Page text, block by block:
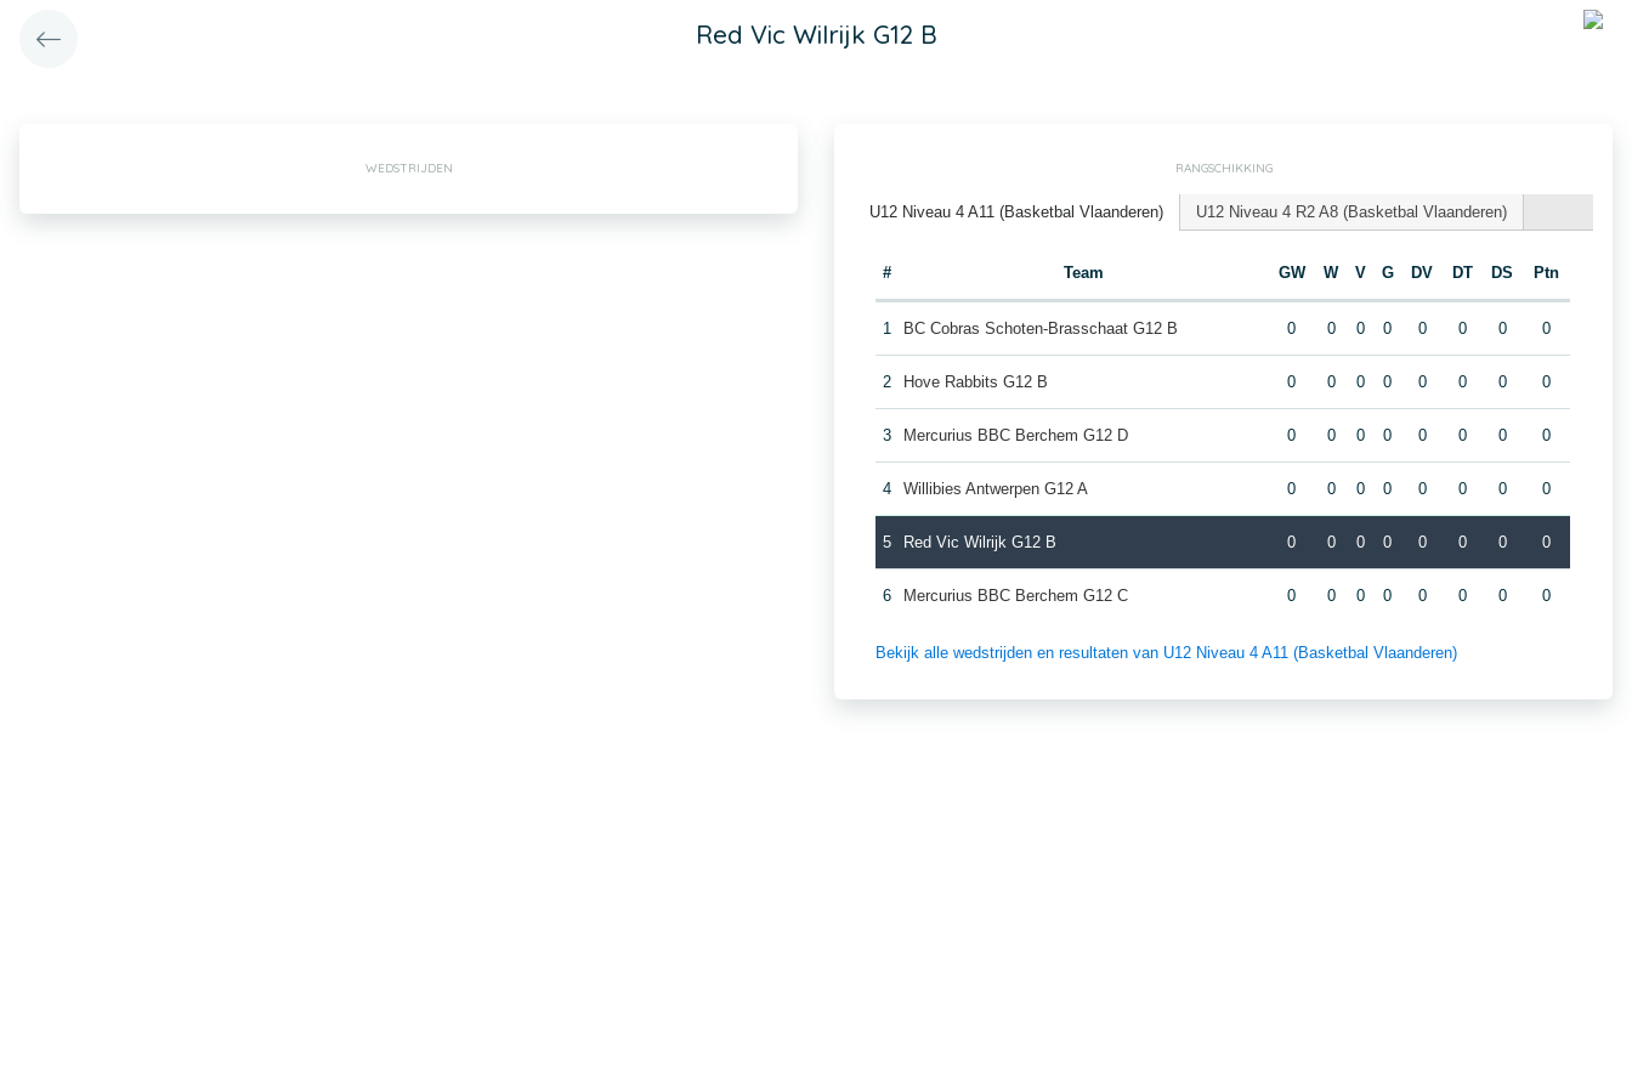
Red Vic Wilrijk G12 B
WEDSTRIJDEN RANGSCHIKKING
U12 Niveau 4 A11 (Basketbal Vlaanderen) U12 Niveau 4 R2 A8 (Basketbal Vlaanderen)
# Team GW W V G DV DT DS Ptn
1 BC Cobras Schoten-Brasschaat G12 B 0 0 0 0 0 0 0 0
2 Hove Rabbits G12 B 0 0 0 0 0 0 0 0
3 Mercurius BBC Berchem G12 D 0 0 0 0 0 0 0 0
4 Willibies Antwerpen G12 A 0 0 0 0 0 0 0 0
5 Red Vic Wilrijk G12 B 0 0 0 0 0 0 0 0
6 Mercurius BBC Berchem G12 C 0 0 0 0 0 0 0 0
Bekijk alle wedstrijden en resultaten van U12 Niveau 4 A11 (Basketbal Vlaanderen)